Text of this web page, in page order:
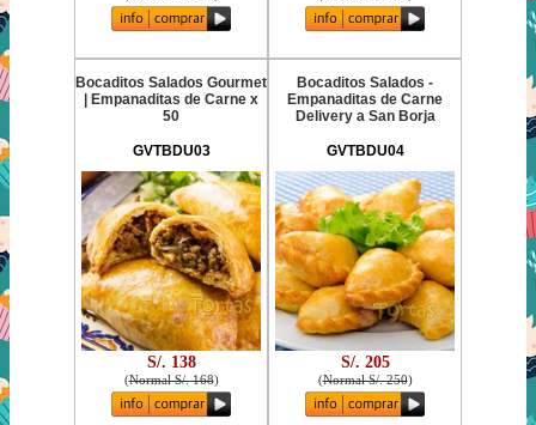
Bocaditos Salados Gourmet
| Empanaditas de Carne x
50
GVTBDU03
S/. 138
(Normal S/. 168)
Bocaditos Salados -
Empanaditas de Carne
Delivery a San Borja
GVTBDU04
S/. 205
(Normal S/. 250)